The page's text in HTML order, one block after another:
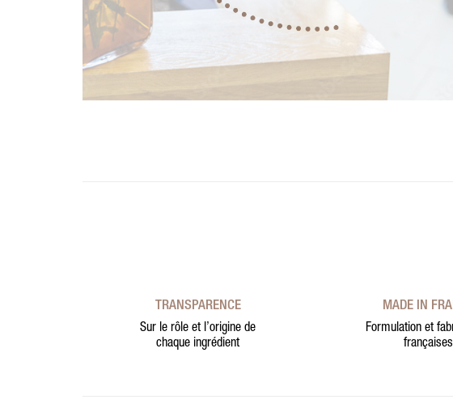
TRANSPARENCE
Sur le rôle et l’origine de
chaque ingrédient
MADE IN
Formulation et
françaises